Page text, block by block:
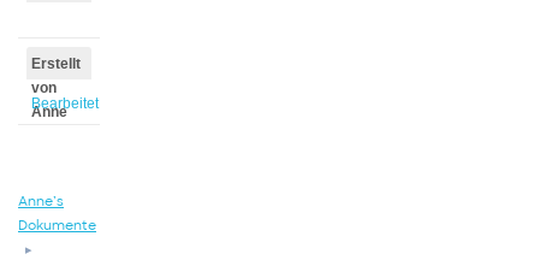
Erstellt
von
Anne
Bearbeitet
Anne’s
Dokumente
▸